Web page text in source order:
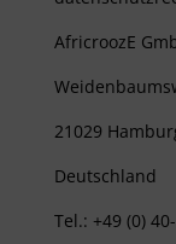
AfricroozE
21029
Deutschland
Tel.: +49 (0)